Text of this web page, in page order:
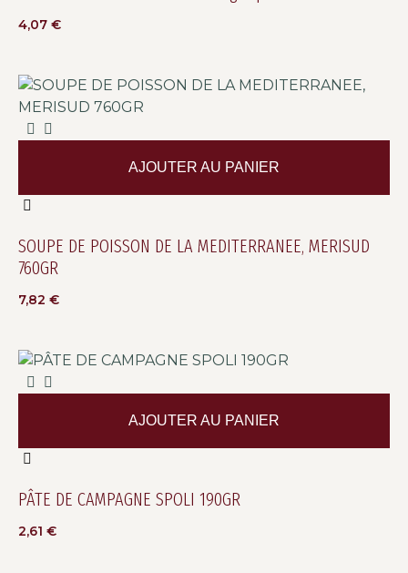
4,07 €
SOUPE DE POISSON DE LA MEDITERRANEE, MERISUD
760GR
7,82 €
AJOUTER AU PANIER
PÂTE DE CAMPAGNE SPOLI 190GR
2,61 €
AJOUTER AU PANIER